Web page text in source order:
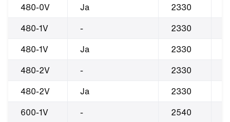
480-0V
Ja 2330
480-1V
- 2330
480-1V
Ja 2330
480-2V
- 2330
480-2V
Ja 2330
600-1V
- 2540